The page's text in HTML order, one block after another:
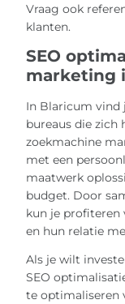
Vraag ook
klanten.
SEO
marketing
In Blaricum vind
bureaus die zich
zoekmachine
met een
maatwerk
budget. Door
kun je profiteren
en hun relatie
Als je wilt
SEO
te optimaliseren